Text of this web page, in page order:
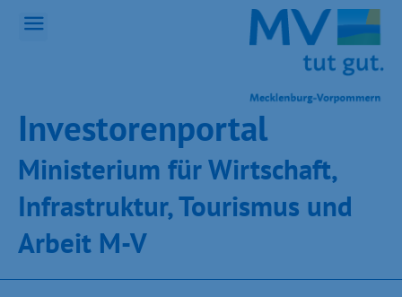
Inves­toren­por­tal
Ministeri­um für Wirt­schaft,
Infra­struk­tur, Tou­ris­mus und
Ar­beit M-V